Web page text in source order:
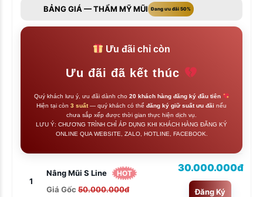
BẢNG GIÁ — THẨM MỸ MŨI Đang ưu đãi 50%
Ưu đãi chỉ còn
Ưu đãi đã kết thúc
Quý khách lưu ý, ưu đãi dành cho 20 khách hàng đăng ký đầu tiên
Hiện tại còn 3 suất— quý khách có thể đăng ký giữ suất ưu đãi nếu
chưa sắp xếp được thời gian thực hiện dịch vụ.
LƯU Ý: CHƯƠNG TRÌNH CHỈ ÁP DỤNG KHI KHÁCH HÀNG ĐĂNG KÝ
ONLINE QUA WEBSITE, ZALO, HOTLINE, FACEBOOK.
1
Nâng Mũi S Line HOT
Giá Gốc 50.000.000đ
30.000.000đ
Đăng Ký